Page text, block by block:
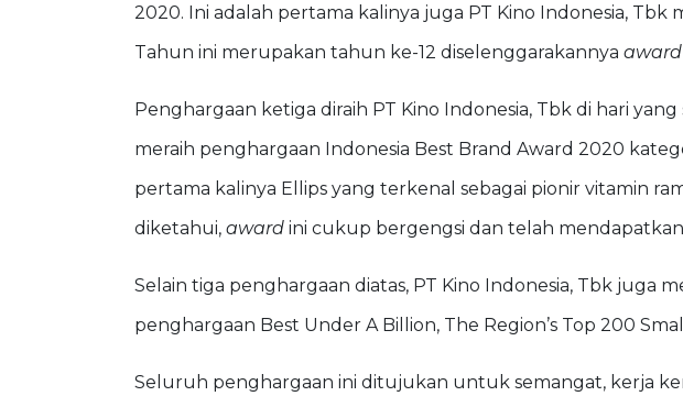
2020. Ini adalah pertama kalinya juga PT Kino Indonesia,
Tahun ini merupakan tahun ke-12 diselenggarakannya award
Penghargaan ketiga diraih PT Kino Indonesia, Tbk di hari yang
meraih penghargaan Indonesia Best Brand Award 2020
pertama kalinya Ellips yang terkenal sebagai pionir vitamin
diketahui, award ini cukup bergengsi dan telah
Selain tiga penghargaan diatas, PT Kino Indonesia, Tbk juga
penghargaan Best Under A Billion, The Region’s Top 200
Seluruh penghargaan ini ditujukan untuk semangat, kerja